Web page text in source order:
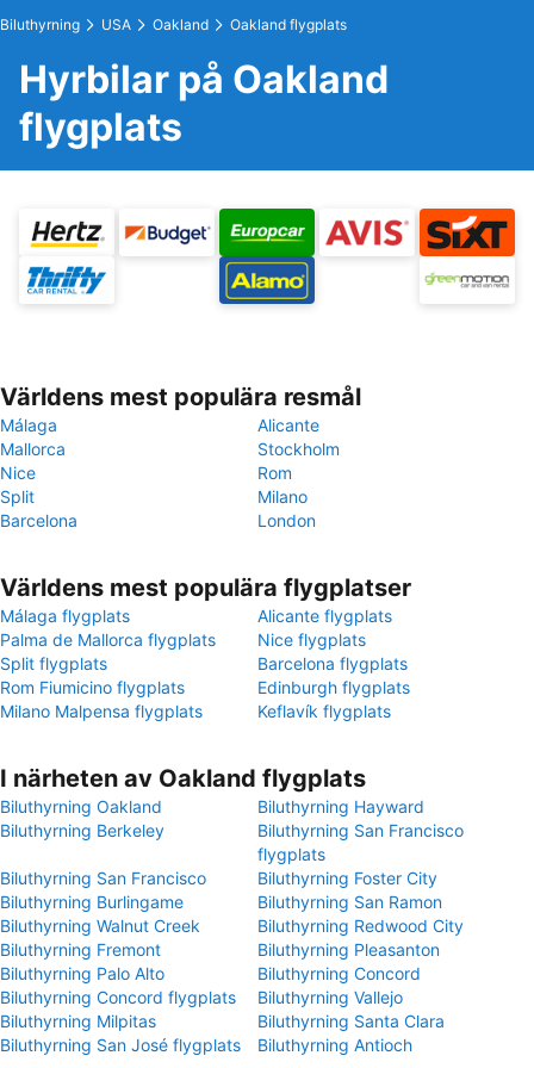
Biluthyrning USA Oakland Oakland flygplats
Hyrbilar på Oakland
flygplats
Världens mest populära resmål
Málaga
Alicante
Mallorca
Stockholm
Nice
Rom
Split
Milano
Barcelona
London
Världens mest populära flygplatser
Málaga flygplats
Alicante flygplats
Palma de Mallorca flygplats
Nice flygplats
Split flygplats
Barcelona flygplats
Rom Fiumicino flygplats
Edinburgh flygplats
Milano Malpensa flygplats
Keflavík flygplats
I närheten av Oakland flygplats
Biluthyrning Oakland
Biluthyrning Hayward
Biluthyrning Berkeley
Biluthyrning San Francisco
flygplats
Biluthyrning San Francisco
Biluthyrning Foster City
Biluthyrning Burlingame
Biluthyrning San Ramon
Biluthyrning Walnut Creek
Biluthyrning Redwood City
Biluthyrning Fremont
Biluthyrning Pleasanton
Biluthyrning Palo Alto
Biluthyrning Concord
Biluthyrning Concord flygplats
Biluthyrning Vallejo
Biluthyrning Milpitas
Biluthyrning Santa Clara
Biluthyrning San José flygplats
Biluthyrning Antioch